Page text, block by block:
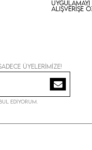
Alışverişe
üyelerimize!
ediyorum.